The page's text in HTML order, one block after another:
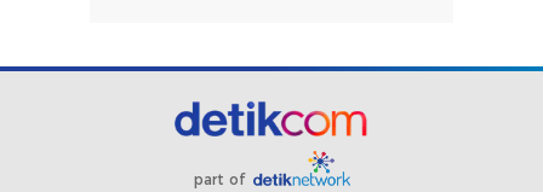
part of